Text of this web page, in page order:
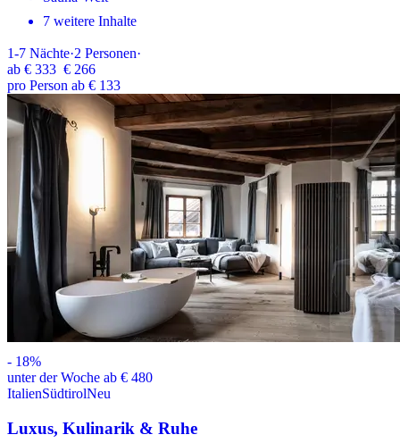
7 weitere Inhalte
1-7 Nächte·2 Personen·
ab € 333 € 266
pro Person ab € 133
- 18%
unter der Woche ab € 480
ItalienSüdtirolNeu
Luxus, Kulinarik & Ruhe